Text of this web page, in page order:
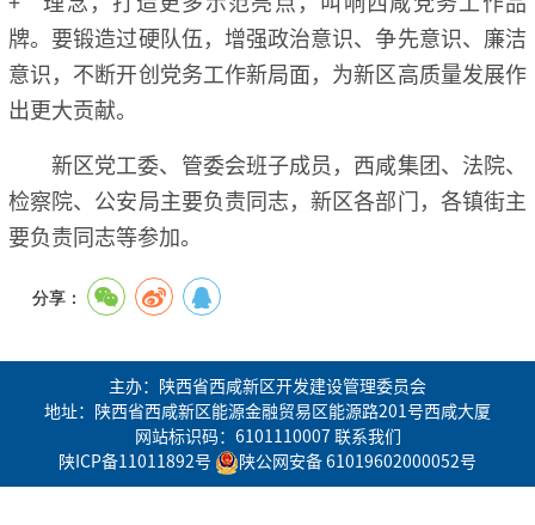
牌。要锻造过硬队伍，增强政治意识、争先意识、廉洁
意识，不断开创党务工作新局面，为新区高质量发展作
出更大贡献。
新区党工委、管委会班子成员，西咸集团、法院、
检察院、公安局主要负责同志，新区各部门，各镇街主
要负责同志等参加。
分享：
主办：陕西省西咸新区开发建设管理委员会
地址：陕西省西咸新区能源金融贸易区能源路201号西咸大厦
网站标识码：6101110007 联系我们
陕ICP备11011892号
陕公网安备 61019602000052号